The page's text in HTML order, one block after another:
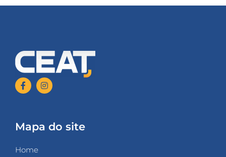
Mapa do site
Home